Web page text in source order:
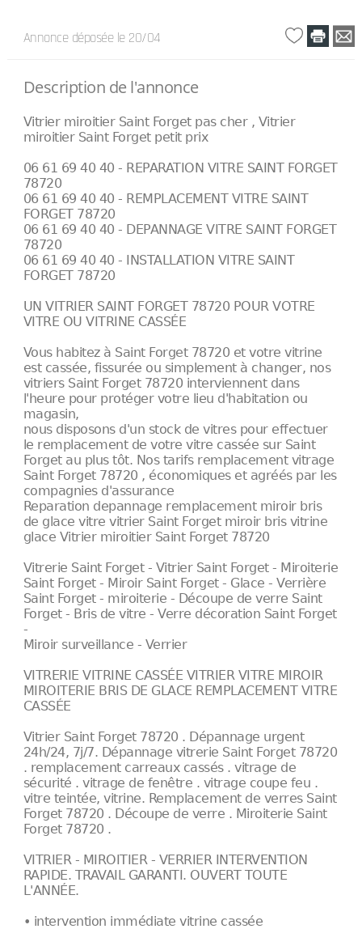
Annonce déposée le 20/04
Description de l'annonce
Vitrier miroitier Saint Forget pas cher , Vitrier
miroitier Saint Forget petit prix
06 61 69 40 40 - REPARATION VITRE SAINT FORGET
78720
06 61 69 40 40 - REMPLACEMENT VITRE SAINT
FORGET 78720
06 61 69 40 40 - DEPANNAGE VITRE SAINT FORGET
78720
06 61 69 40 40 - INSTALLATION VITRE SAINT
FORGET 78720
UN VITRIER SAINT FORGET 78720 POUR VOTRE
VITRE OU VITRINE CASSÉE
Vous habitez à Saint Forget 78720 et votre vitrine
est cassée, fissurée ou simplement à changer, nos
vitriers Saint Forget 78720 interviennent dans
l'heure pour protéger votre lieu d'habitation ou
magasin,
nous disposons d'un stock de vitres pour effectuer
le remplacement de votre vitre cassée sur Saint
Forget au plus tôt. Nos tarifs remplacement vitrage
Saint Forget 78720 , économiques et agréés par les
compagnies d'assurance
Reparation depannage remplacement miroir bris
de glace vitre vitrier Saint Forget miroir bris vitrine
glace Vitrier miroitier Saint Forget 78720
Vitrerie Saint Forget - Vitrier Saint Forget - Miroiterie
Saint Forget - Miroir Saint Forget - Glace - Verrière
Saint Forget - miroiterie - Découpe de verre Saint
Forget - Bris de vitre - Verre décoration Saint Forget
-
Miroir surveillance - Verrier
VITRERIE VITRINE CASSÉE VITRIER VITRE MIROIR
MIROITERIE BRIS DE GLACE REMPLACEMENT VITRE
CASSÉE
Vitrier Saint Forget 78720 . Dépannage urgent
24h/24, 7j/7. Dépannage vitrerie Saint Forget 78720
. remplacement carreaux cassés . vitrage de
sécurité . vitrage de fenêtre . vitrage coupe feu .
vitre teintée, vitrine. Remplacement de verres Saint
Forget 78720 . Découpe de verre . Miroiterie Saint
Forget 78720 .
VITRIER - MIROITIER - VERRIER INTERVENTION
RAPIDE. TRAVAIL GARANTI. OUVERT TOUTE
L'ANNÉE.
• intervention immédiate vitrine cassée